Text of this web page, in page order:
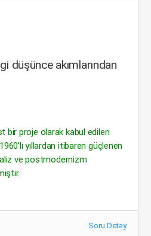
düşünce akımlarından
bir proje olarak kabul edilen
yıllardan itibaren güçlenen
ve postmodernizm
Soru Detay